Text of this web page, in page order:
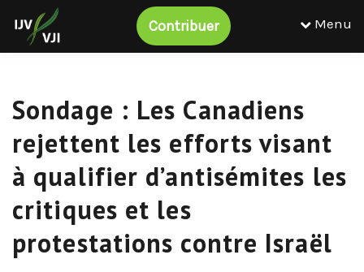
Contribuer Menu
Sondage : Les Canadiens
rejettent les efforts visant
à qualifier d’antisémites les
critiques et les
protestations contre Israël